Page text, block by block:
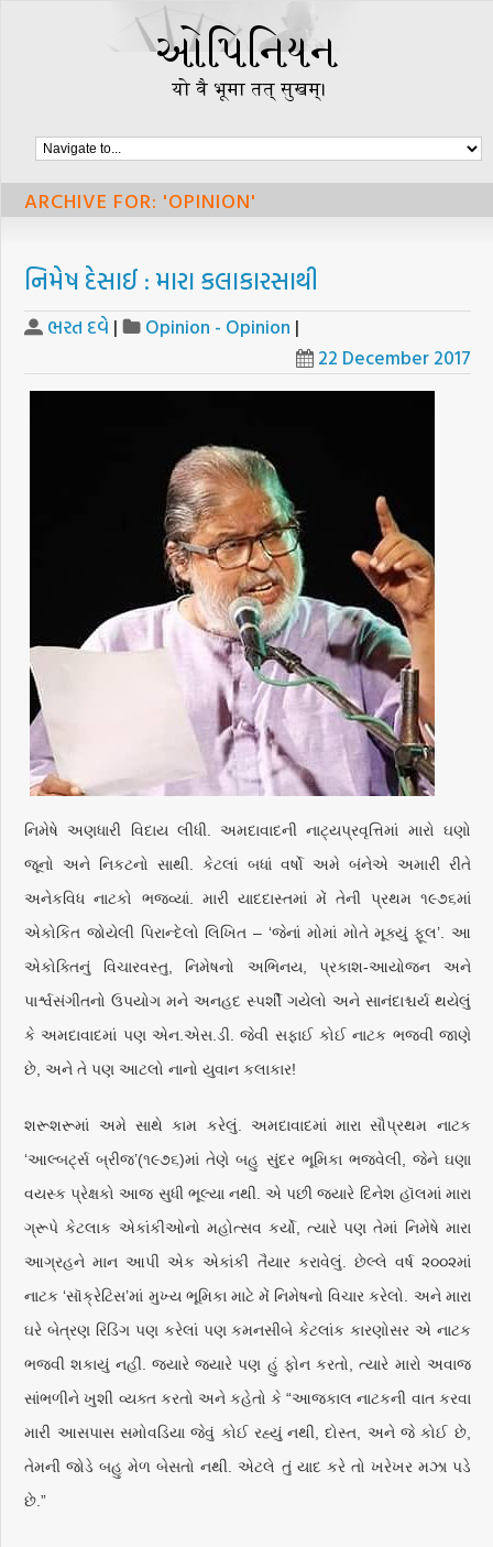
ARCHIVE FOR: 'OPINION'
નિમેષ દેસાઈ : મારા કલાકારસાથી
ભરત દવે | Opinion - Opinion |
22 December 2017
નિમેષે અણધારી વિદાય લીધી. અમદાવાદની નાટ્યપ્રવૃત્તિમાં મારો ઘણો
જૂનો અને નિકટનો સાથી. કેટલાં બધાં વર્ષો અમે બંનેએ અમારી રીતે
અનેકવિધ નાટકો ભજવ્યાં. મારી યાદદાસ્તમાં મેં તેની પ્રથમ ૧૯૭૬માં
એકોકિત જોયેલી પિરાન્દેલો લિખિત – ‘જેનાં મોમાં મોતે મૂક્યું ફૂલ’. આ
એકોક્તિનું વિચારવસ્તુ, નિમેષનો અભિનય, પ્રકાશ-આયોજન અને
પાર્શ્વસંગીતનો ઉપયોગ મને અનહદ સ્પર્શી ગયેલો અને સાનંદાશ્ચર્ય થયેલું
કે અમદાવાદમાં પણ એન.એસ.ડી. જેવી સફાઈ કોઈ નાટક ભજવી જાણે
છે, અને તે પણ આટલો નાનો યુવાન કલાકાર!
શરૂશરૂમાં અમે સાથે કામ કરેલું. અમદાવાદમાં મારા સૌપ્રથમ નાટક
‘આલ્બટ્‌ર્સ બ્રીજ’(૧૯૭૬)માં તેણે બહુ સુંદર ભૂમિકા ભજવેલી, જેને ઘણા
વયસ્ક પ્રેક્ષકો આજ સુધી ભૂલ્યા નથી. એ પછી જ્યારે દિનેશ હૉલમાં મારા
ગ્રૂપે કેટલાક એકાંકીઓનો મહોત્સવ કર્યો, ત્યારે પણ તેમાં નિમેષે મારા
આગ્રહને માન આપી એક એકાંકી તૈયાર કરાવેલું. છેલ્લે વર્ષ ૨૦૦૨માં
નાટક ‘સૉક્રેટિસ’માં મુખ્ય ભૂમિકા માટે મેં નિમેષનો વિચાર કરેલો. અને મારા
ઘરે બેત્રણ રિડિંગ પણ કરેલાં પણ કમનસીબે કેટલાંક કારણોસર એ નાટક
ભજવી શકાયું નહીં. જ્યારે જ્યારે પણ હું ફોન કરતો, ત્યારે મારો અવાજ
સાંભળીને ખુશી વ્યક્ત કરતો અને કહેતો કે “આજકાલ નાટકની વાત કરવા
મારી આસપાસ સમોવડિયા જેવું કોઈ રહ્યું નથી, દોસ્ત, અને જે કોઈ છે,
તેમની જોડે બહુ મેળ બેસતો નથી. એટલે તું યાદ કરે તો ખરેખર મઝા પડે
છે.”